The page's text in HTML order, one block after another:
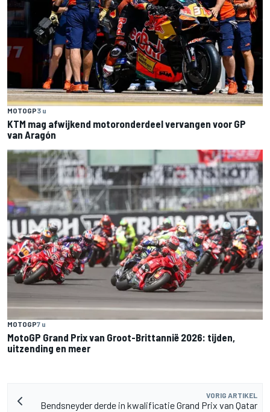
MOTOGP3 u
KTM mag afwijkend motoronderdeel vervangen voor GP
van Aragón
MOTOGP7 u
MotoGP Grand Prix van Groot-Brittannië 2026: tijden,
uitzending en meer
VORIG ARTIKEL
Bendsneyder derde in kwalificatie Grand Prix van Qatar